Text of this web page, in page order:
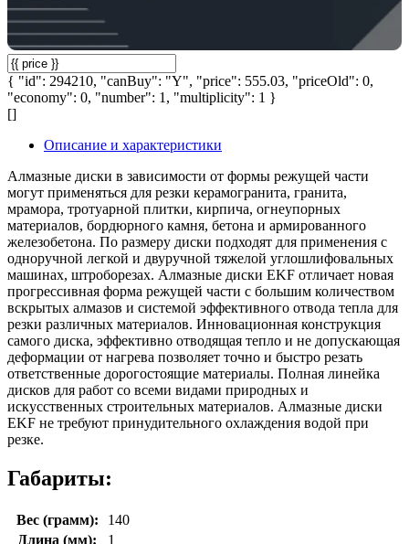
{ "id": 294210, "canBuy": "Y", "price": 555.03, "priceOld": 0,
"economy": 0, "number": 1, "multiplicity": 1 }
[]
Описание и характеристики
Алмазные диски в зависимости от формы режущей части
могут применяться для резки керамогранита, гранита,
мрамора, тротуарной плитки, кирпича, огнеупорных
материалов, бордюрного камня, бетона и армированного
железобетона. По размеру диски подходят для применения с
одноручной легкой и двуручной тяжелой углошлифовальных
машинах, штроборезах. Алмазные диски EKF отличает новая
прогрессивная форма режущей части с большим количеством
вскрытых алмазов и системой эффективного отвода тепла для
резки различных материалов. Инновационная конструкция
самого диска, эффективно отводящая тепло и не допускающая
деформации от нагрева позволяет точно и быстро резать
ответственные дорогостоящие материалы. Полная линейка
дисков для работ со всеми видами природных и
искусственных строительных материалов. Алмазные диски
EKF не требуют принудительного охлаждения водой при
резке.
Габариты:
Вес (грамм):
140
Длина (мм):
1